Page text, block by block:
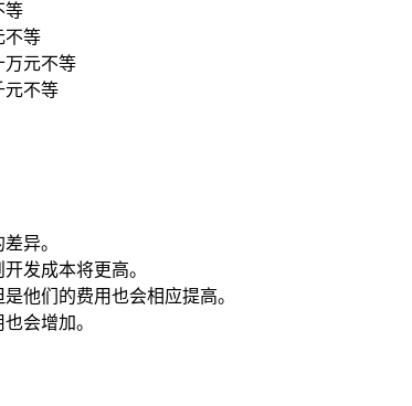
等
不等
万元不等
元不等
异。
发成本将更高。
他们的费用也会相应提高。
会增加。